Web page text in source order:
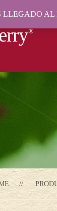
LLEGADO